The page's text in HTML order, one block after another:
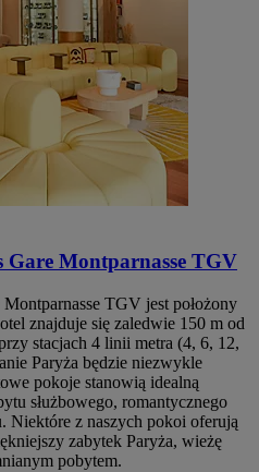
Gare Montparnasse TGV
TGV jest położony
znajduje się zaledwie 150 m od
stacjach 4 linii metra (4, 6, 12,
Paryża będzie niezwykle
pokoje stanowią idealną
służbowego, romantycznego
Niektóre z naszych pokoi oferują
zabytek Paryża, wieżę
pobytem.